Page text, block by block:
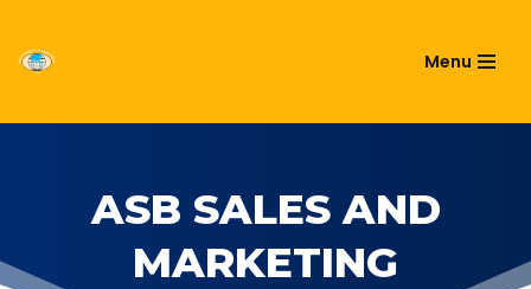
Skip
content
Menu
ASB SALES AND
MARKETING